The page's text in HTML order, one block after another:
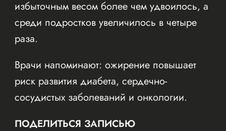
избыточным весом более чем удвоилось, а
среди подростков увеличилось в четыре
раза.
Врачи напоминают: ожирение повышает
риск развития диабета, сердечно-
сосудистых заболеваний и онкологии.
ПОДЕЛИТЬСЯ ЗАПИСЬЮ